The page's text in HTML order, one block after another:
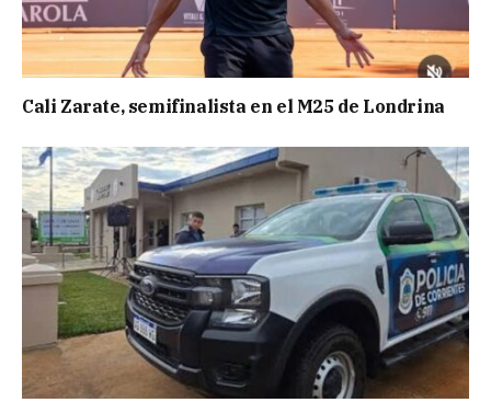
Cali Zarate, semifinalista en el M25 de Londrina